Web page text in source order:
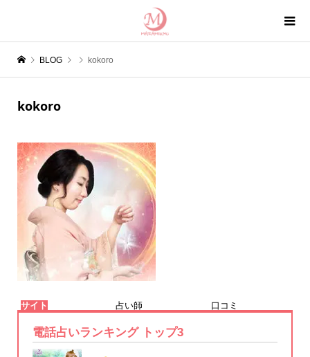
BLOG kokoro
kokoro
サイト 占い師 口コミ
電話占いランキング トップ3